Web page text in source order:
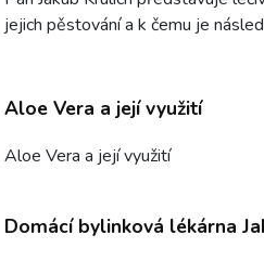
jejich pěstování a k čemu je
Aloe Vera a její využití
Aloe Vera a její využití
Domácí bylinková lékárna